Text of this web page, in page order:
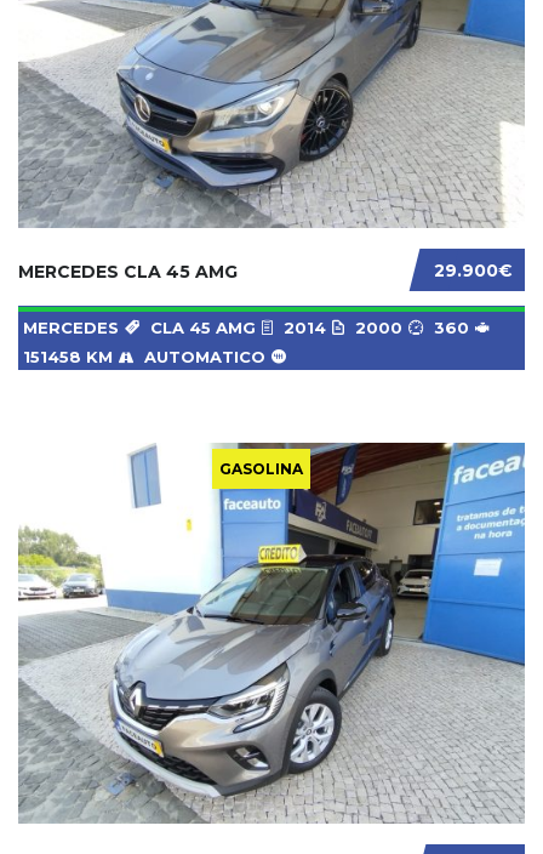
29.900€
MERCEDES CLA 45 AMG
MERCEDES CLA 45 AMG 2014 2000
360
151458 KM
AUTOMATICO
GASOLINA